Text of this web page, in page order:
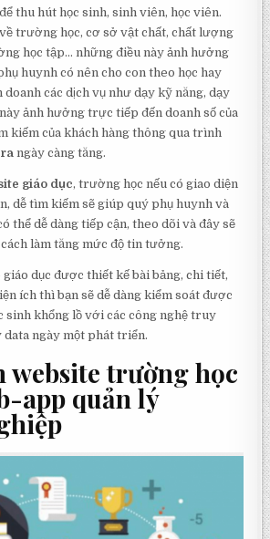
thu hút học sinh, sinh viên, học viên.
trường học, cơ sở vật chất, chất lượng
học tập… những điều này ảnh hưởng
huynh có nên cho con theo học hay
doanh các dịch vụ như dạy kỹ năng, dạy
ảnh hưởng trực tiếp đến doanh số của
kiếm của khách hàng thông qua trình
ngày càng tăng.
giáo dục, trường học nếu có giao diện
dễ tìm kiếm sẽ giúp quý phụ huynh và
thể dễ dàng tiếp cận, theo dõi và đây sẽ
làm tăng mức độ tin tưởng.
dục được thiết kế bài bảng, chi tiết,
ích thì bạn sẽ dễ dàng kiểm soát được
sinh khổng lồ với các công nghệ truy
data ngày một phát triển.
website trường học
app quản lý